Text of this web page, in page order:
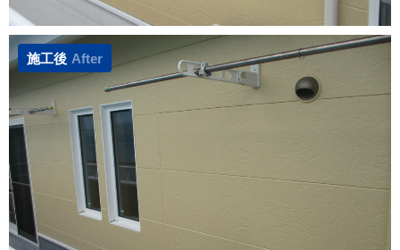
施工後 After